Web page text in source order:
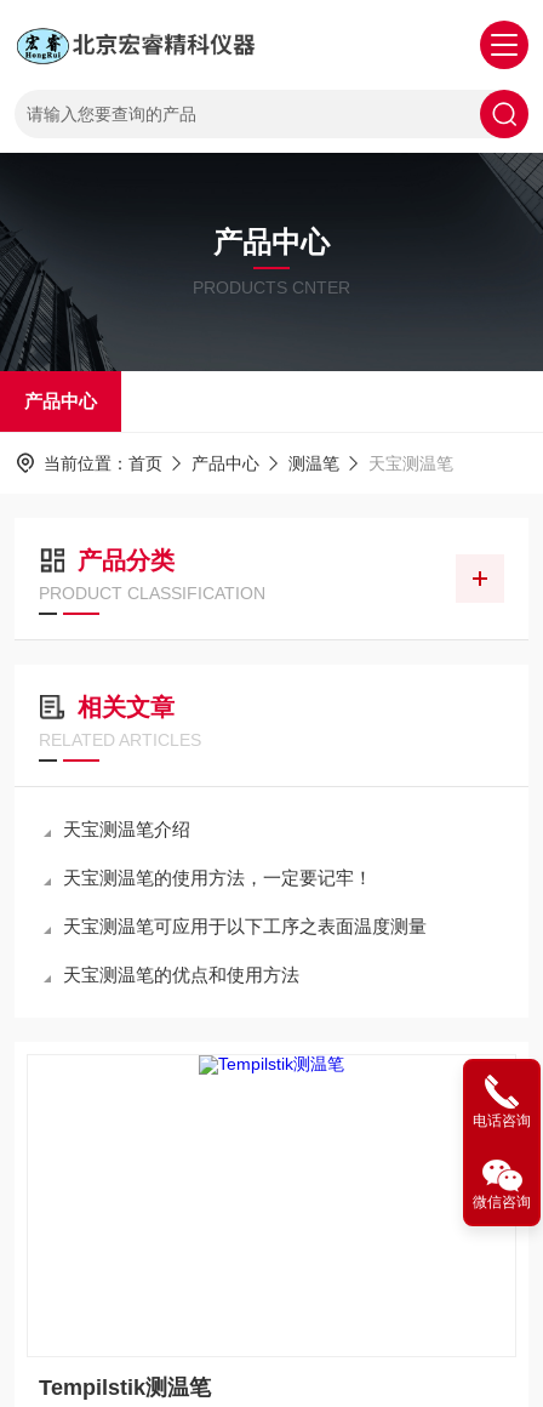
产品中心
PRODUCTS CNTER
产品中心
当前位置： 首页 产品中心 测温笔 天宝测温笔
产品分类
PRODUCT CLASSIFICATION
相关文章
RELATED ARTICLES
天宝测温笔介绍
天宝测温笔的使用方法，一定要记牢！
天宝测温笔可应用于以下工序之表面温度测量
天宝测温笔的优点和使用方法
Tempilstik测温笔
电话咨询
微信咨询